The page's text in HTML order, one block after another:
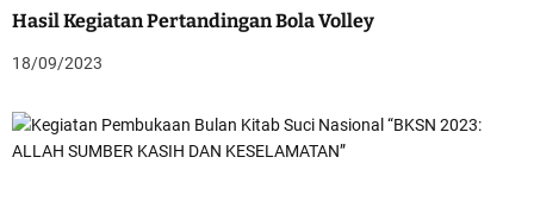
Hasil Kegiatan Pertandingan Bola Volley
18/09/2023